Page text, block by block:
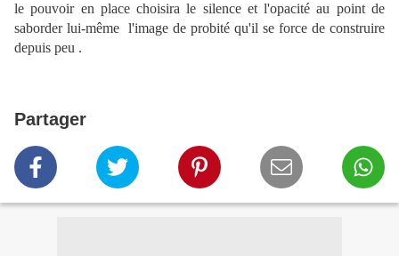
le pouvoir en place choisira le silence et l'opacité au point de
saborder lui-même l'image de probité qu'il se force de construire
depuis peu .
Partager